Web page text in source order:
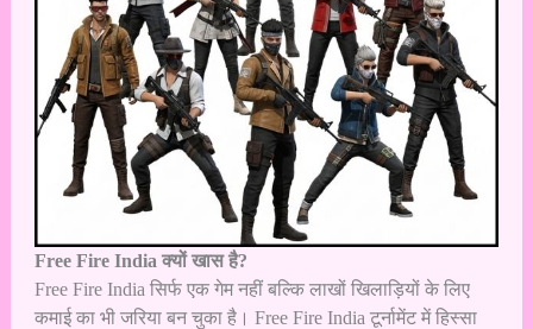
Free Fire India क्यों खास है?
Free Fire India सिर्फ एक गेम नहीं बल्कि लाखों खिलाड़ियों के लिए
कमाई का भी जरिया बन चुका है। Free Fire India टूर्नामेंट में हिस्सा